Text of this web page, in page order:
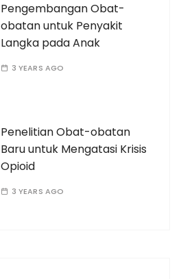
Pengembangan Obat-
obatan untuk Penyakit
Langka pada Anak
3 YEARS AGO
Penelitian Obat-obatan
Baru untuk Mengatasi Krisis
Opioid
3 YEARS AGO